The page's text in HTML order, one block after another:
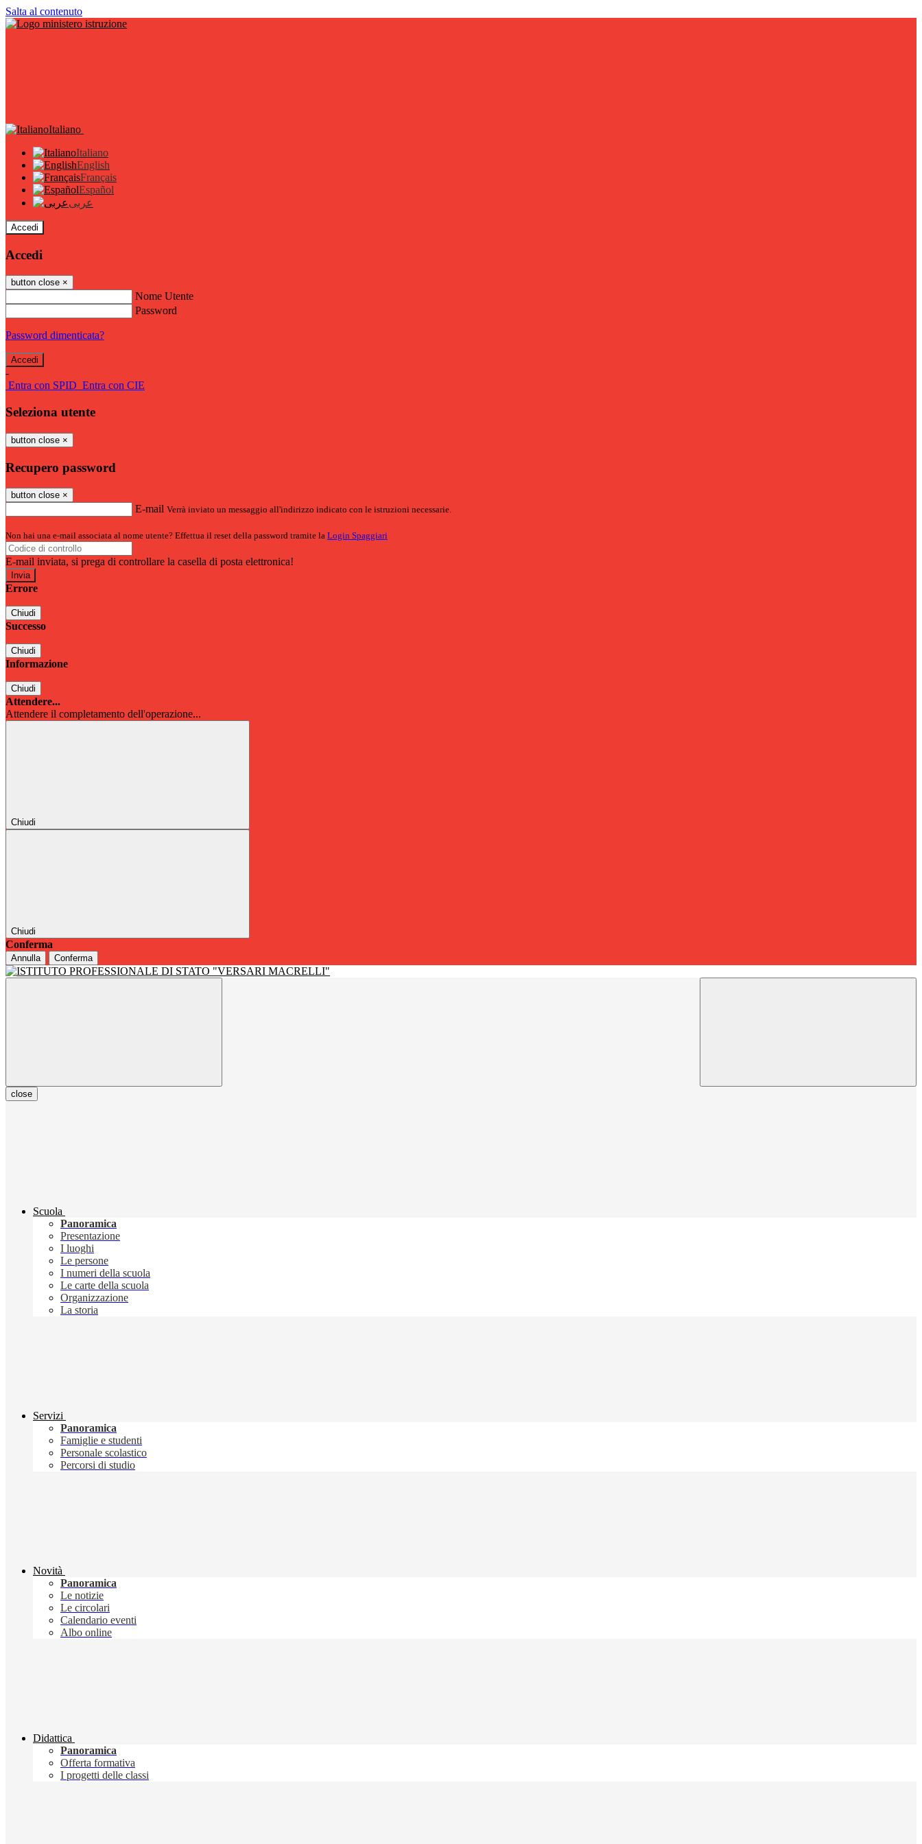
Salta al contenuto
Italiano
Italiano
English
Français
Español
عربى
Accedi
Accedi
button close ×
Nome Utente
Password
Password dimenticata?
-
Entra con SPID Entra con CIE
Seleziona utente
button close ×
Recupero password
button close ×
E-mail Verrà inviato un messaggio all'indirizzo indicato con le istruzioni necessarie.
Non hai una e-mail associata al nome utente? Effettua il reset della password tramite la Login Spaggiari
E-mail inviata, si prega di controllare la casella di posta elettronica!
Errore
Chiudi
Successo
Chiudi
Informazione
Chiudi
Attendere...
Attendere il completamento dell'operazione...
Chiudi
Chiudi
Conferma
Annulla Conferma
close
Scuola
Panoramica
Presentazione
I luoghi
Le persone
I numeri della scuola
Le carte della scuola
Organizzazione
La storia
Servizi
Panoramica
Famiglie e studenti
Personale scolastico
Percorsi di studio
Novità
Panoramica
Le notizie
Le circolari
Calendario eventi
Albo online
Didattica
Panoramica
Offerta formativa
I progetti delle classi